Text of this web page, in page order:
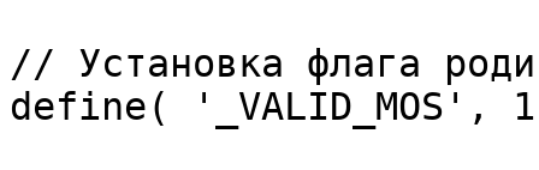
// Установка флага
define( '_VALID_MOS',